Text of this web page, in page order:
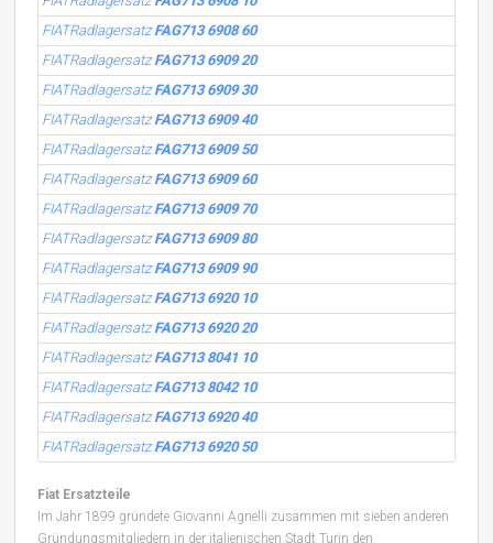
FIATRadlagersatzFAG713 6908 60
FIATRadlagersatzFAG713 6909 20
FIATRadlagersatzFAG713 6909 30
FIATRadlagersatzFAG713 6909 40
FIATRadlagersatzFAG713 6909 50
FIATRadlagersatzFAG713 6909 60
FIATRadlagersatzFAG713 6909 70
FIATRadlagersatzFAG713 6909 80
FIATRadlagersatzFAG713 6909 90
FIATRadlagersatzFAG713 6920 10
FIATRadlagersatzFAG713 6920 20
FIATRadlagersatzFAG713 8041 10
FIATRadlagersatzFAG713 8042 10
FIATRadlagersatzFAG713 6920 40
FIATRadlagersatzFAG713 6920 50
Fiat Ersatzteile
Im Jahr 1899 gründete Giovanni Agnelli zusammen mit sieben anderen
Gründungsmitgliedern in der italienischen Stadt Turin den